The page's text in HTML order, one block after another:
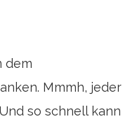
dem
Mmmh, jeder
so schnell kann